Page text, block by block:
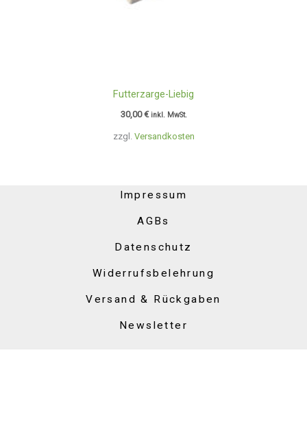
zzgl. Versandkosten
Futterzarge-Liebig
30,00€ inkl. MwSt.
Impressum
AGBs
Datenschutz
Widerrufsbelehrung
Versand & Rückgaben
Newsletter